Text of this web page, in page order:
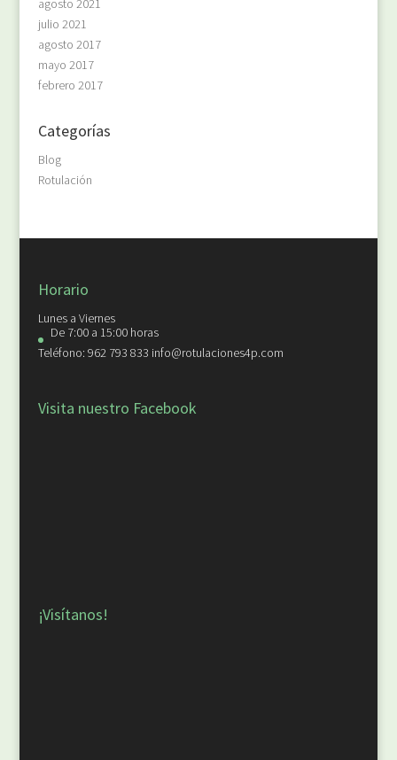
agosto 2021
julio 2021
agosto 2017
mayo 2017
febrero 2017
Categorías
Blog
Rotulación
Horario
Lunes a Viernes
De 7:00 a 15:00 horas
Teléfono: 962 793 833 info@rotulaciones4p.com
Visita nuestro Facebook
¡Visítanos!